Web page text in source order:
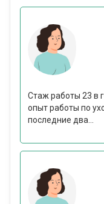
Стаж работы 23 в
опыт работы по
последние два...